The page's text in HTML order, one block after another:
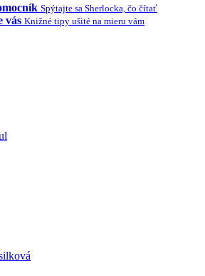
Spýtajte sa Sherlocka, čo čítať
vás Knižné tipy ušité na mieru vám